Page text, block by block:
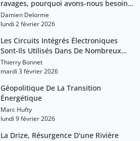
ravages, pourquoi avons-nous besoin
des artistes?
Damien Delorme
lundi 2 février 2026
Les Circuits Intégrés Électroniques
Sont-Ils Utilisés Dans De Nombreux
Appareils?
Thierry Bonnet
mardi 3 février 2026
Géopolitique De La Transition
Énergétique
Marc Hufty
lundi 9 février 2026
La Drize, Résurgence D'une Rivière